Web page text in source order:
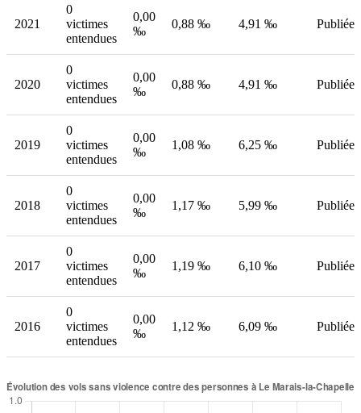
2021
0
victimes
entendues
0,00
‰
0,88 ‰ 4,91 ‰ Publiée
2020
0
victimes
entendues
0,00
‰
0,88 ‰ 4,91 ‰ Publiée
2019
0
victimes
entendues
0,00
‰
1,08 ‰ 6,25 ‰ Publiée
2018
0
victimes
entendues
0,00
‰
1,17 ‰ 5,99 ‰ Publiée
2017
0
victimes
entendues
0,00
‰
1,19 ‰ 6,10 ‰ Publiée
2016
0
victimes
entendues
0,00
‰
1,12 ‰ 6,09 ‰ Publiée